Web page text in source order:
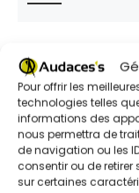
Pour offrir les
technologies telles
informations des
nous permettra de
de navigation ou les
consentir ou de
sur certaines
Parcourir les
Article précédent
CENTRES